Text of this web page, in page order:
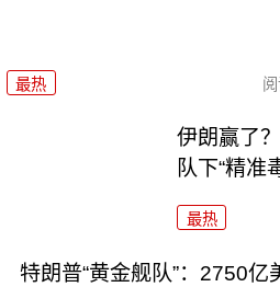
最热
伊朗赢了
队下“精准
最热
特朗普“黄金舰队”：2750亿